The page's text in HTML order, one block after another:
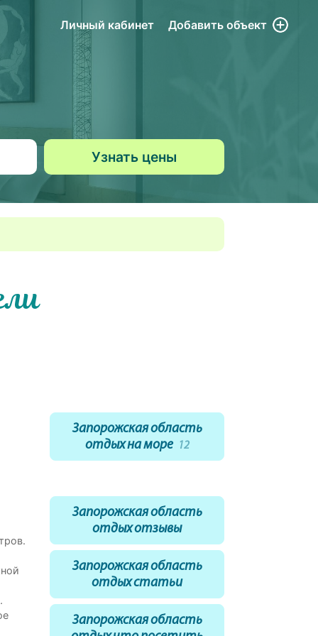
Личный кабинет Добавить объект
Запорожская область
отдых на море 12
Запорожская область
отдых отзывы
Запорожская область
отдых статьи
Запорожская область